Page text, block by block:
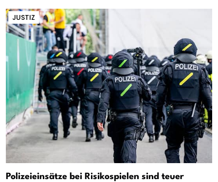
JUSTIZ
Polizeieinsätze bei Risikospielen sind teuer